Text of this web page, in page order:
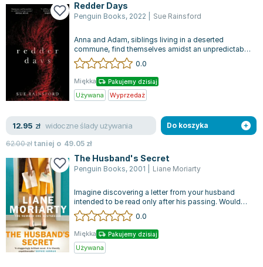
Redder Days
Penguin Books, 2022 Sue Rainsford
Anna and Adam, siblings living in a deserted
commune, find themselves amidst an unpredictable
landscape, bracing for what they per...
0.0
Miękka Pakujemy dzisiaj
Używana Wyprzedaż
12.95 zł widoczne ślady używania
62.00złtaniej o 49.05 zł
Do koszyka
The Husband's Secret
Penguin Books, 2001 Liane Moriarty
Imagine discovering a letter from your husband
intended to be read only after his passing. Would
you open it? This is a poignant n...
0.0
Miękka Pakujemy dzisiaj
Używana